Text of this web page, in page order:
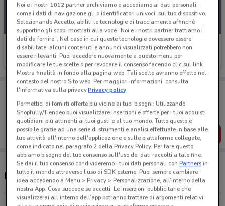
Orsolini
Scade il 31/12 25.7 km
Porta DoveConviene sempre con te!
salvarle e creare la tua lista del risparmio, comodamente
dal tuo cellulare.
SCARICA L’APP
Negozi Orsolini a Cantù
Noi e i nostri 1012partner archiviamo e accediamo ai dati personali,
come i dati di navigazione gli o identificatori univoci, sul tuo dispositivo.
Selezionando Accetto, abiliti le tecnologie di tracciamento affinché
supportino gli scopi mostrati alla voce "Noi e i nostri partner trattiamo i
dati da fornire". Nel caso in cui queste tecnologie dovessero essere
disabilitate, alcuni contenuti e annunci visualizzati potrebbero non
essere rilevanti. Puoi accedere nuovamente a questo menu per
modificare le tue scelte o per revocare il consenso facendo clic sul link
Mostra finalità in fondo alla pagina web. Tali scelte avranno effetto nel
contesto del nostro Sito web. Per maggiori informazioni, consulta
l'Informativa sulla privacy.Privacy policy
Permettici di fornirti offerte più vicine ai tuoi bisogni: Utilizzando
Shopfully/Tiendeo puoi visualizzare inserzioni e offerte per i tuoi acquisti
quotidiani più attinenti ai tuoi gusti e al tuo mondo. Tutto questo è
possibile grazie ad una serie di strumenti e analisi effettuate in base alle
tue attività all'interno dell'applicazione e sulle piattaforme collegate,
come indicato nel paragrafo 2 della Privacy Policy. Per fare questo,
abbiamo bisogno del tuo consenso sull'uso dei dati raccolti a tale fine.
Se dai il tuo consenso condivideremo i tuoi dati personali conPartnersin
tutto il mondo attraverso l’uso di SDK esterne. Puoi sempre cambiare
idea accedendo a Menu > Privacy > Personalizzazione, all’interno della
nostra App. Cosa succede se accetti: Le inserzioni pubblicitarie che
visualizzerai all'interno dell’app potranno trattare di argomenti relativi